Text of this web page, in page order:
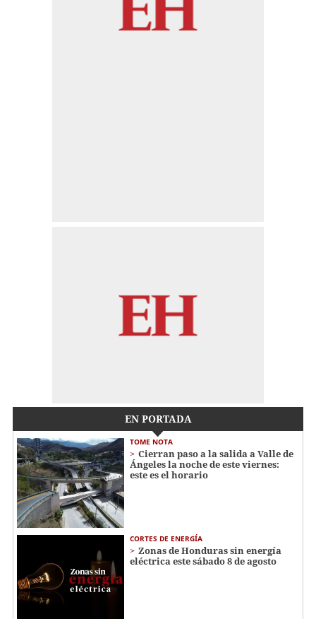
EN PORTADA
TOME NOTA
Cierran paso a la salida a Valle de
Ángeles la noche de este viernes:
este es el horario
CORTES DE ENERGÍA
Zonas de Honduras sin energía
eléctrica este sábado 8 de agosto